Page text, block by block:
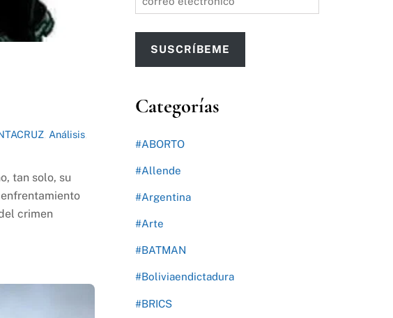
, Análisis,
tan solo, su
crimen
electrónico
SUSCRÍBEME
Categorías
#ABORTO
#Allende
#Argentina
#Arte
#BATMAN
#Boliviaendictadura
#BRICS